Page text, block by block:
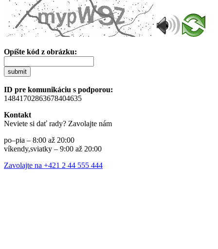
Opíšte kód z obrázku:
submit
ID pre komunikáciu s podporou:
14841702863678404635
Kontakt
Neviete si dať rady? Zavolajte nám
po–pia – 8:00 až 20:00
víkendy,sviatky – 9:00 až 20:00
Zavolajte na +421 2 44 555 444